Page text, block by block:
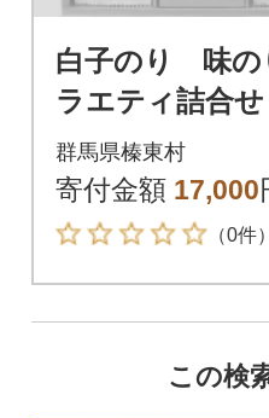
白子のり 味の
ラエティ詰合せ
群馬県榛東村
寄付金額 17,000
（0件）
この検